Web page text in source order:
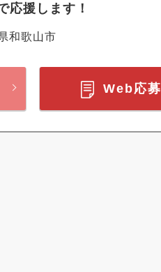
応援します！
和歌山市
Web応募